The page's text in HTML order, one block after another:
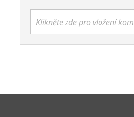
Klikněte zde pro vložení